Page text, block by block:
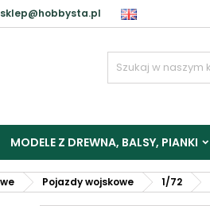
sklep@hobbysta.pl
MODELE Z DREWNA, BALSY, PIANKI
Pojazdy wojskowe 1/72